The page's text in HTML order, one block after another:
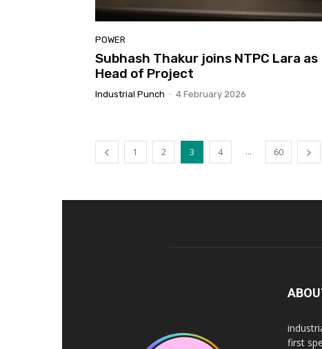
POWER
Subhash Thakur joins NTPC Lara as
Head of Project
Industrial Punch - 4 February 2026
1 2 3 4 ... 60
first